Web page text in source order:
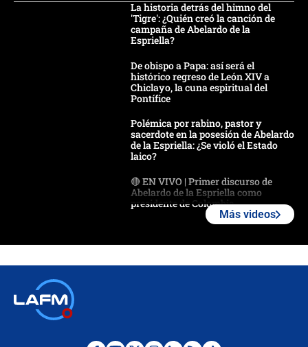
La historia detrás del himno del
'Tigre': ¿Quién creó la canción de
campaña de Abelardo de la
Espriella?
De obispo a Papa: así será el
histórico regreso de León XIV a
Chiclayo, la cuna espiritual del
Pontífice
Polémica por rabino, pastor y
sacerdote en la posesión de Abelardo
de la Espriella: ¿Se violó el Estado
laico?
🔴 EN VIVO | Primer discurso de
Abelardo de la Espriella como
presidente de Colombia
Más videos